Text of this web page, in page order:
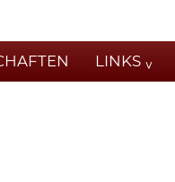
LINKS